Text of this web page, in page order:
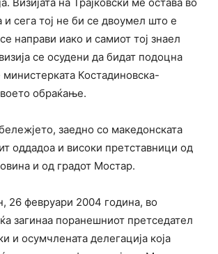
сега тој не би се двоумел што е
направи иако и самиот тој знаел
се осудени да бидат подоцна
министерката Костадиновска-
обраќање.
заедно со македонската
оддадоа и високи претставници од
и од градот Мостар.
26 февруари 2004 година, во
загинаа поранешниот претседател
и осумчлената делегација која